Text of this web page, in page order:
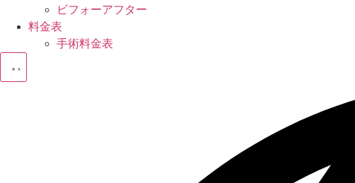
ビフォーアフター
料金表
手術料金表